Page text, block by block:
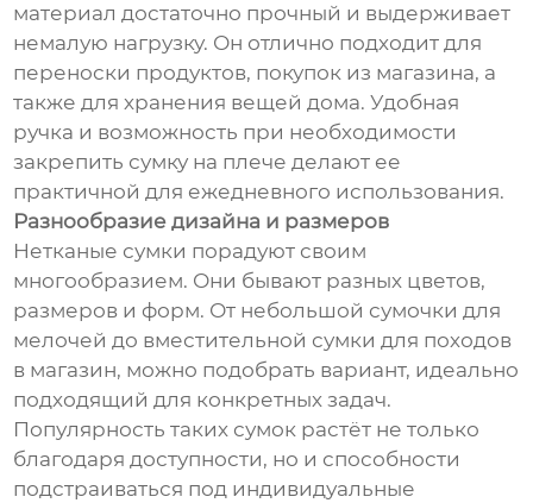
материал достаточно прочный и выдерживает
немалую нагрузку. Он отлично подходит для
переноски продуктов, покупок из магазина, а
также для хранения вещей дома. Удобная
ручка и возможность при необходимости
закрепить сумку на плече делают ее
практичной для ежедневного использования.
Разнообразие дизайна и размеров
Нетканые сумки порадуют своим
многообразием. Они бывают разных цветов,
размеров и форм. От небольшой сумочки для
мелочей до вместительной сумки для походов
в магазин, можно подобрать вариант, идеально
подходящий для конкретных задач.
Популярность таких сумок растёт не только
благодаря доступности, но и способности
подстраиваться под индивидуальные